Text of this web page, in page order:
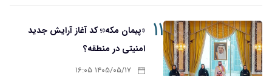
۱۱
«پیمان مکه»؛ کد آغاز آرایش جدید
امنیتی در منطقه؟
۱۴۰۵/۰۵/۱۷ ۱۶:۰۵